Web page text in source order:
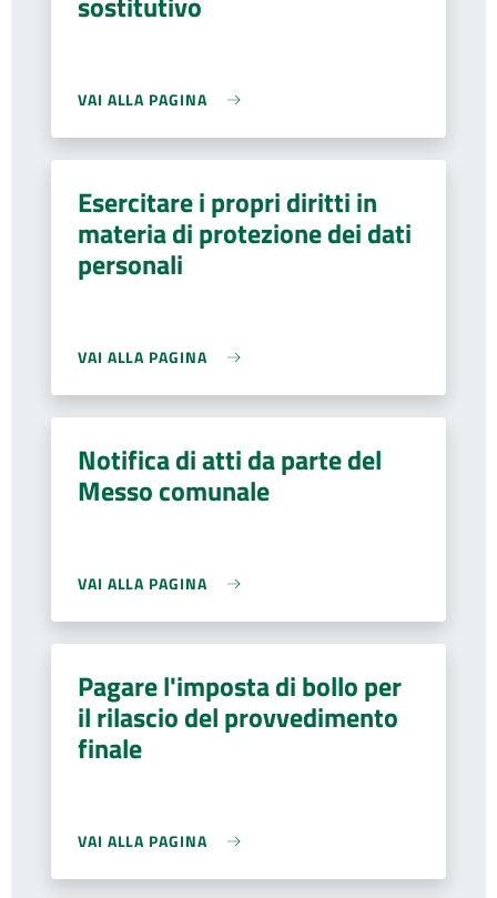
VAI ALLA PAGINA
Esercitare i propri diritti in
materia di protezione dei dati
personali
VAI ALLA PAGINA
Notifica di atti da parte del
Messo comunale
VAI ALLA PAGINA
Pagare l'imposta di bollo per
il rilascio del provvedimento
finale
VAI ALLA PAGINA